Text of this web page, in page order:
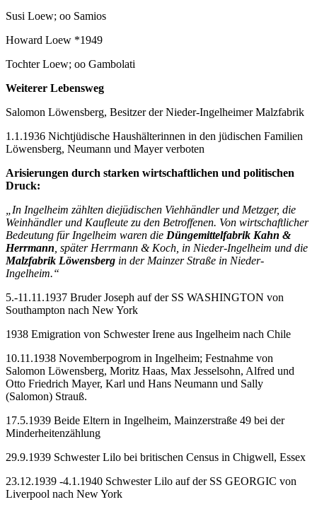
Susi Loew; oo Samios
Howard Loew *1949
Tochter Loew; oo Gambolati
Weiterer Lebensweg
Salomon Löwensberg, Besitzer der Nieder-Ingelheimer Malzfabrik
1.1.1936 Nichtjüdische Haushälterinnen in den jüdischen Familien
Löwensberg, Neumann und Mayer verboten
Arisierungen durch starken wirtschaftlichen und politischen
Druck:
„In Ingelheim zählten diejüdischen Viehhändler und Metzger, die
Weinhändler und Kaufleute zu den Betroffenen. Von wirtschaftlicher
Bedeutung für Ingelheim waren die Düngemittelfabrik Kahn &
Herrmann , später Herrmann & Koch, in Nieder-Ingelheim und die
Malzfabrik Löwensberg in der Mainzer Straße in Nieder-
Ingelheim.“
5.-11.11.1937 Bruder Joseph auf der SS WASHINGTON von
Southampton nach New York
1938 Emigration von Schwester Irene aus Ingelheim nach Chile
10.11.1938 Novemberpogrom in Ingelheim; Festnahme von
Salomon Löwensberg, Moritz Haas, Max Jesselsohn, Alfred und
Otto Friedrich Mayer, Karl und Hans Neumann und Sally
(Salomon) Strauß.
17.5.1939 Beide Eltern in Ingelheim, Mainzerstraße 49 bei der
Minderheitenzählung
29.9.1939 Schwester Lilo bei britischen Census in Chigwell, Essex
23.12.1939 -4.1.1940 Schwester Lilo auf der SS GEORGIC von
Liverpool nach New York